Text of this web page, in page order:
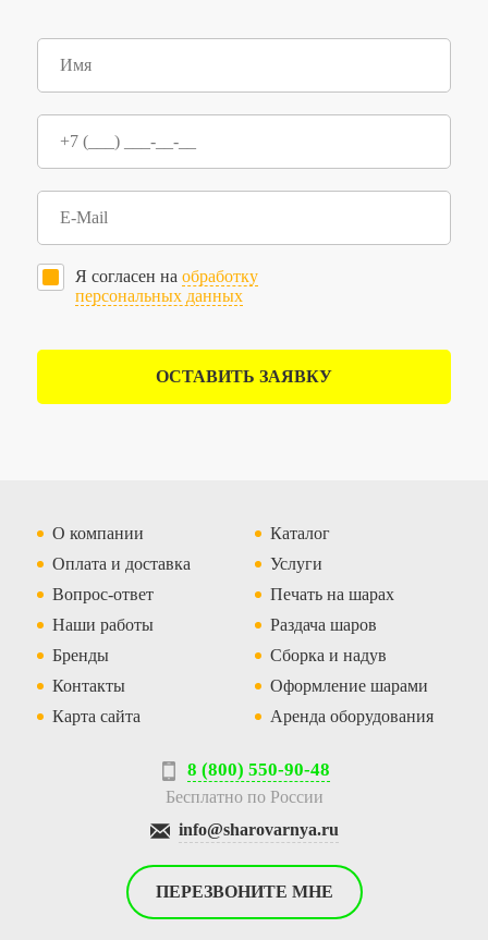
Я согласен на обработку
персональных данных
ОСТАВИТЬ ЗАЯВКУ
О компании
Оплата и доставка
Вопрос-ответ
Наши работы
Бренды
Контакты
Карта сайта
Каталог
Услуги
Печать на шарах
Раздача шаров
Сборка и надув
Оформление шарами
Аренда оборудования
8 (800) 550-90-48
Бесплатно по России
info@sharovarnya.ru
ПЕРЕЗВОНИТЕ МНЕ